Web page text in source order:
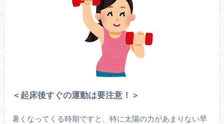
＜起床後すぐの運動は要注意！＞
暑くなってくる時期ですと、特に太陽の力があまりない早